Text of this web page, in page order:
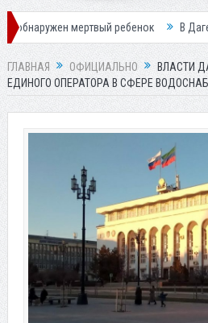
мертвый ребенок В Дагестане 77
ГЛАВНАЯ ОФИЦИАЛЬНО
ВЛАСТИ
ЕДИНОГО ОПЕРАТОРА В СФЕРЕ